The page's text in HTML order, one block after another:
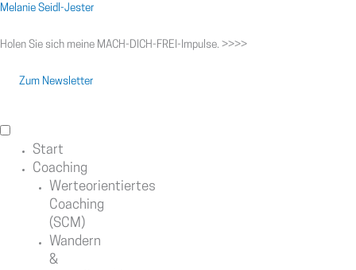
Zum
springen
Melanie Seidl-Jester
Holen Sie sich meine MACH-DICH-FREI-Impulse. >>>>
Zum Newsletter
Start
Coaching
Werteorientiertes
Coaching
(SCM)
Wandern
&
Menü